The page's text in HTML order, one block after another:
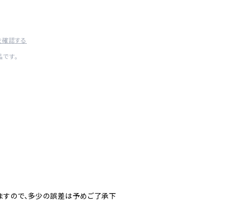
認する
す。
ので、多少の誤差は予めご了承下